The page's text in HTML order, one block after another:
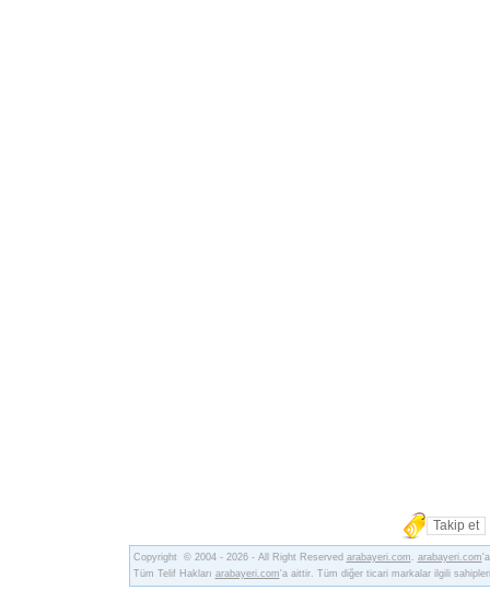
Takip et
Copyright © 2004 - 2026 - All Right Reserved arabayeri.com . arabayeri.com
Tüm Telif Hakları arabayeri.com'a aittir. Tüm diğer ticari markalar ilgili